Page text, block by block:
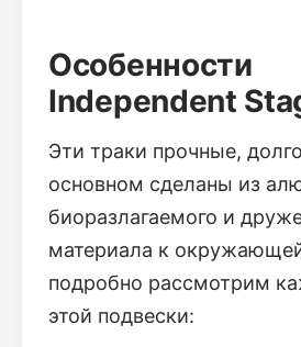
Особенности
Independent
Эти траки прочные,
основном сделаны из
биоразлагаемого и
материала к
подробно рассмотрим
этой подвески: